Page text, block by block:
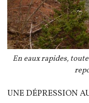
Légende
En eaux rapides,
Texte
UNE DÉPRESSION